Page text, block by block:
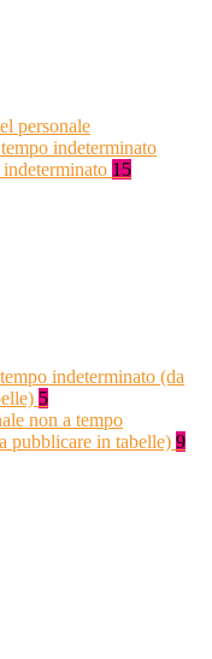
personale
indeterminato
15
indeterminato (da
5
non a tempo
pubblicare in tabelle) 9